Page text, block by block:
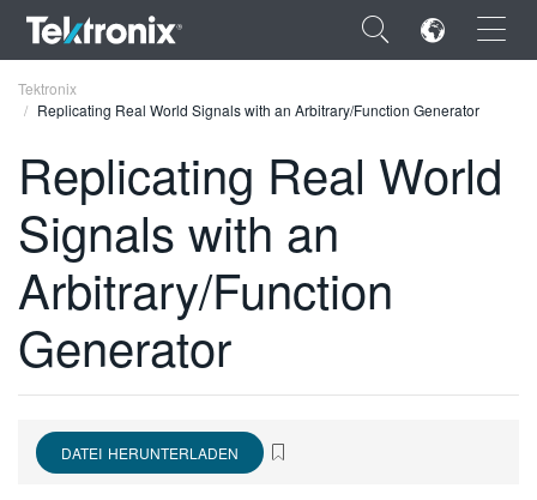
×
ENGLISH
FRANÇAIS
VIỆT NAM
日本語
Tektronix
Replicating Real World Signals with an Arbitrary/Function Generator
Replicating Real World
Signals with an
Arbitrary/Function
Generator
DATEI HERUNTERLADEN